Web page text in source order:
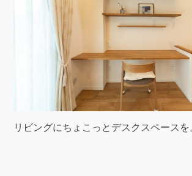
リビングにちょこっとデスクスペースを